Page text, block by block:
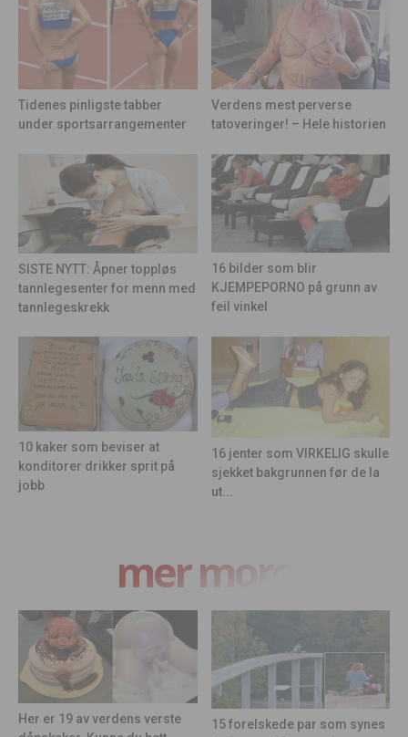
Tidenes pinligste tabber
under sportsarrangementer
Verdens mest perverse
tatoveringer! – Hele historien
SISTE NYTT: Åpner toppløs
tannlegesenter for menn med
tannlegeskrekk
16 bilder som blir
KJEMPEPORNO på grunn av
feil vinkel
10 kaker som beviser at
konditorer drikker sprit på
jobb
16 jenter som VIRKELIG skulle
sjekket bakgrunnen før de la
ut...
mer moro
Her er 19 av verdens verste
15 forelskede par som synes